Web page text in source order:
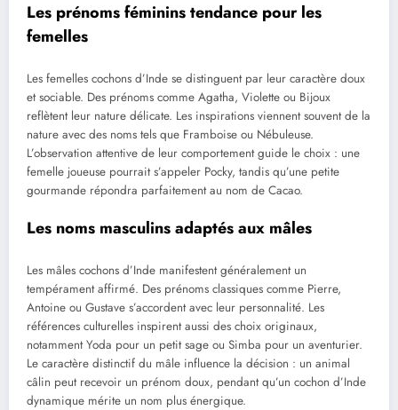
Les prénoms féminins tendance pour les
femelles
Les femelles cochons d’Inde se distinguent par leur caractère doux
et sociable. Des prénoms comme Agatha, Violette ou Bijoux
reflètent leur nature délicate. Les inspirations viennent souvent de la
nature avec des noms tels que Framboise ou Nébuleuse.
L’observation attentive de leur comportement guide le choix : une
femelle joueuse pourrait s’appeler Pocky, tandis qu’une petite
gourmande répondra parfaitement au nom de Cacao.
Les noms masculins adaptés aux mâles
Les mâles cochons d’Inde manifestent généralement un
tempérament affirmé. Des prénoms classiques comme Pierre,
Antoine ou Gustave s’accordent avec leur personnalité. Les
références culturelles inspirent aussi des choix originaux,
notamment Yoda pour un petit sage ou Simba pour un aventurier.
Le caractère distinctif du mâle influence la décision : un animal
câlin peut recevoir un prénom doux, pendant qu’un cochon d’Inde
dynamique mérite un nom plus énergique.